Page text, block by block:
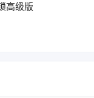
高级版